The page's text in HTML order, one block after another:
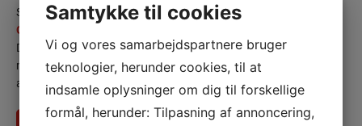
Som autoriserede VVS-installatører og medlemmer af
Garantiordningen
Dette betyder, at du som kunde i Høng er godt dækket, hvis noget
mod forventning ikke er på standard. Vi tager vores autorisation
alvorligt og anvender kun materialer og løsninger, vi står inde for.
Samtykke til cookies
Vi og vores samarbejdspartnere bruger
teknologier, herunder cookies, til at
indsamle oplysninger om dig til forskellige
formål, herunder: Tilpasning af annoncering,